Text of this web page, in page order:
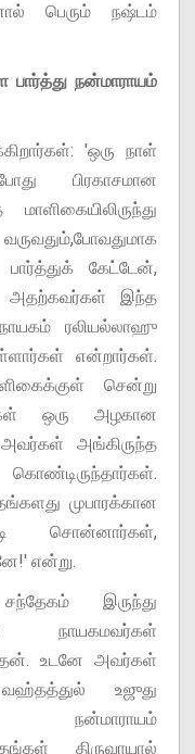
பெரும் நஷ்டம்
நன்மாராயம்
'ஒரு நாள்
பிரகாசமான
கேட்டேன்,
அதற்கவர்கள் இந்த
ரலியல்லாஹு
என்றார்கள்.
சென்று
ஒரு அழகான
அவர்கள் அங்கிருந்த
முபாரக்கான
சொன்னார்கள்,
என்று.
இருந்து
நாயகமவர்கள்
உடனே அவர்கள்
உஜுது
நன்மாராயம்
திருவாயால்